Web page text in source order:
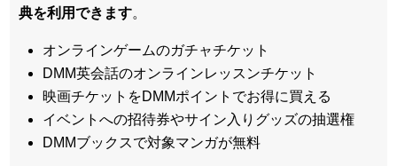
典を利用できます。
オンラインゲームのガチャチケット
DMM英会話のオンラインレッスンチケット
映画チケットをDMMポイントでお得に買える
イベントへの招待券やサイン入りグッズの抽選権
DMMブックスで対象マンガが無料